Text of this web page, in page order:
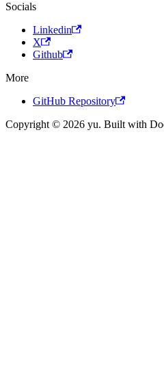
Socials
Linkedin
X
Github
More
GitHub Repository
Copyright © 2026 yu. Built with